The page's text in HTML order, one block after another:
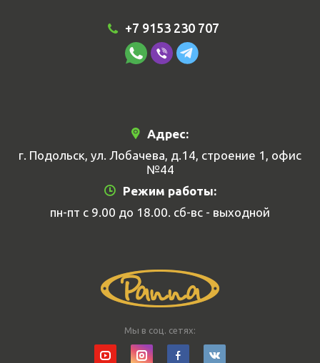
+7 9153 230 707
Адрес:
г. Подольск, ул. Лобачева, д.14, строение 1, офис
№44
Режим работы:
пн-пт с 9.00 до 18.00. сб-вс - выходной
Мы в соц. сетях: